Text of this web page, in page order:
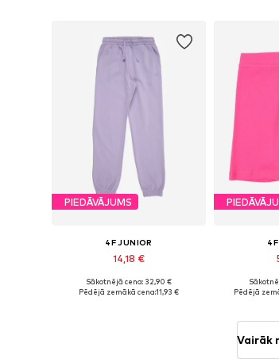
PIEDĀVĀJUMS
4F JUNIOR
14,18 €
Sākotnējā cena: 32,90 €
Pēdējā zemākā cena:11,93 €
Pēdējā
Vairāk